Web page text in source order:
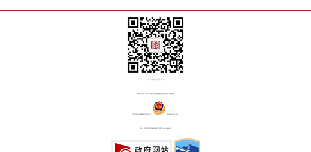
关注“方志武汉”微信公众号
Copyright@ 2018 武汉市地方志编纂委员会办公室 版权所有
武汉市地方志编纂委员会办公室 鄂ICP备20001764号
地址：武汉市江岸区铭新街8号 电话：027-82809815